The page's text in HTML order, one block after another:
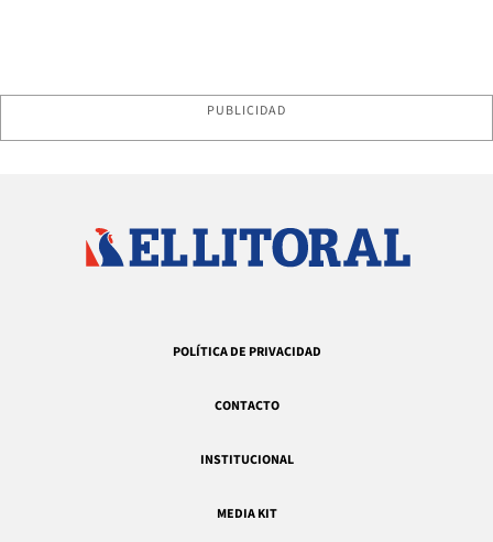
PUBLICIDAD
POLÍTICA DE PRIVACIDAD
CONTACTO
INSTITUCIONAL
MEDIA KIT